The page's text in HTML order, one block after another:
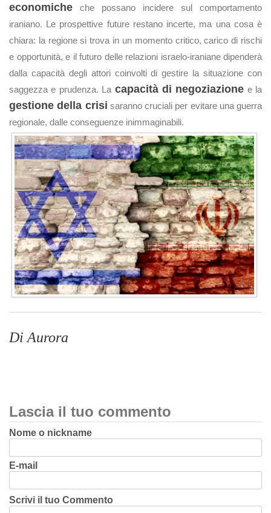
economiche che possano incidere sul comportamento
iraniano. Le prospettive future restano incerte, ma una cosa è
chiara: la regione si trova in un momento critico, carico di rischi
e opportunità, e il futuro delle relazioni israelo-iraniane dipenderà
dalla capacità degli attori coinvolti di gestire la situazione con
saggezza e prudenza. La capacità di negoziazione e la
gestione della crisi saranno cruciali per evitare una guerra
regionale, dalle conseguenze inimmaginabili.
Di Aurora
Lascia il tuo commento
Nome o nickname
E-mail
Scrivi il tuo Commento